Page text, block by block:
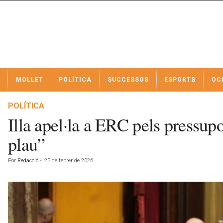
t
MOLLET POLÍTICA SUCCESSOS ESPORTS OCI
POLÍTICA
Illa apel·la a ERC pels
plau”
Por Redacció - 25 de febrer de 2026